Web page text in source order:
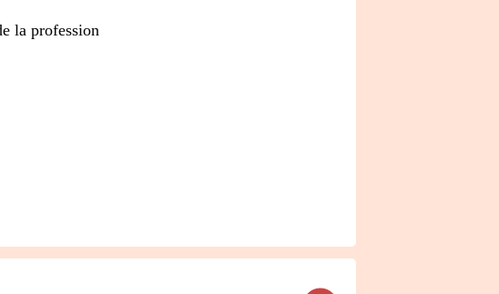
la profession